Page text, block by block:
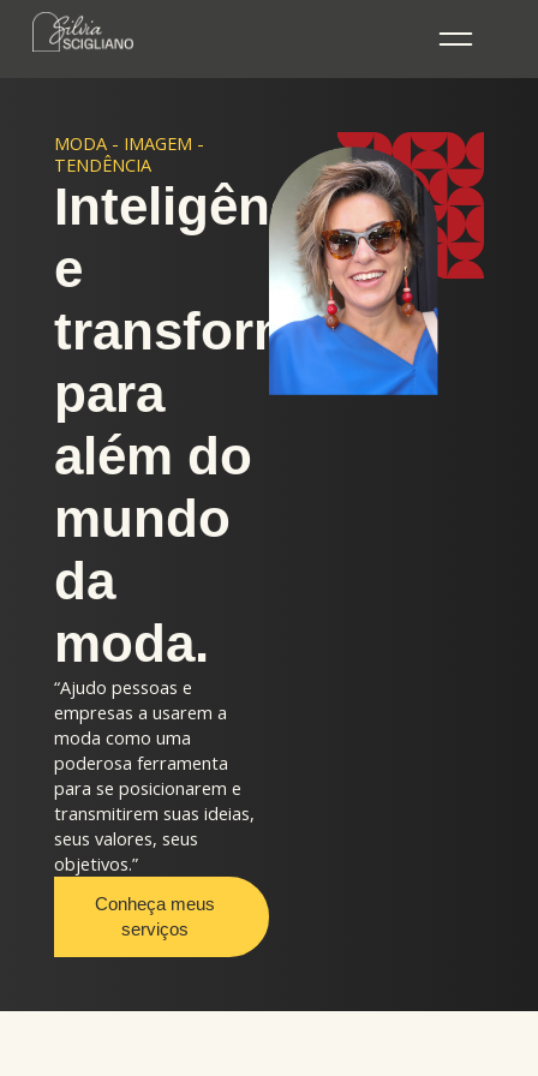
MODA - IMAGEM -
TENDÊNCIA
Inteligência
e
transformação
para
além do
mundo
da
moda.
“Ajudo pessoas e
empresas a usarem a
moda como uma
poderosa ferramenta
para se posicionarem e
transmitirem suas ideias,
seus valores, seus
objetivos.”
Conheça meus
serviços